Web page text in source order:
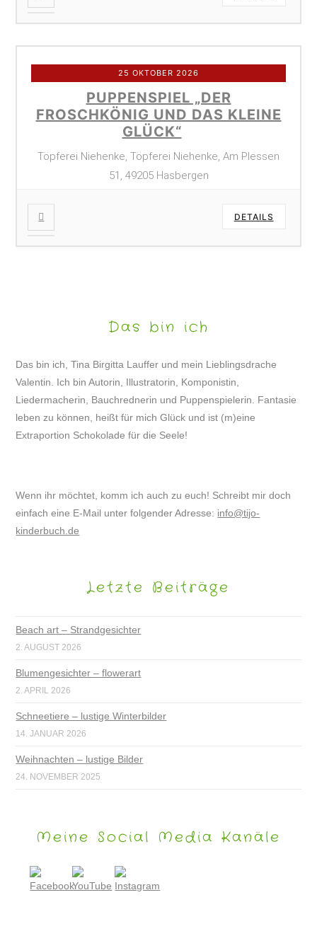
25 OKTOBER 2026
PUPPENSPIEL „DER
FROSCHKÖNIG UND DAS KLEINE
GLÜCK“
Töpferei Niehenke, Töpferei Niehenke, Am Plessen
51, 49205 Hasbergen
DETAILS
Das bin ich
Das bin ich, Tina Birgitta Lauffer und mein Lieblingsdrache
Valentin. Ich bin Autorin, Illustratorin, Komponistin,
Liedermacherin, Bauchrednerin und Puppenspielerin. Fantasie
leben zu können, heißt für mich Glück und ist (m)eine
Extraportion Schokolade für die Seele!
Wenn ihr möchtet, komm ich auch zu euch! Schreibt mir doch
einfach eine E-Mail unter folgender Adresse: info@tijo-
kinderbuch.de
Letzte Beiträge
Beach art – Strandgesichter
2. AUGUST 2026
Blumengesichter – flowerart
2. APRIL 2026
Schneetiere – lustige Winterbilder
14. JANUAR 2026
Weihnachten – lustige Bilder
24. NOVEMBER 2025
Meine Social Media Kanäle